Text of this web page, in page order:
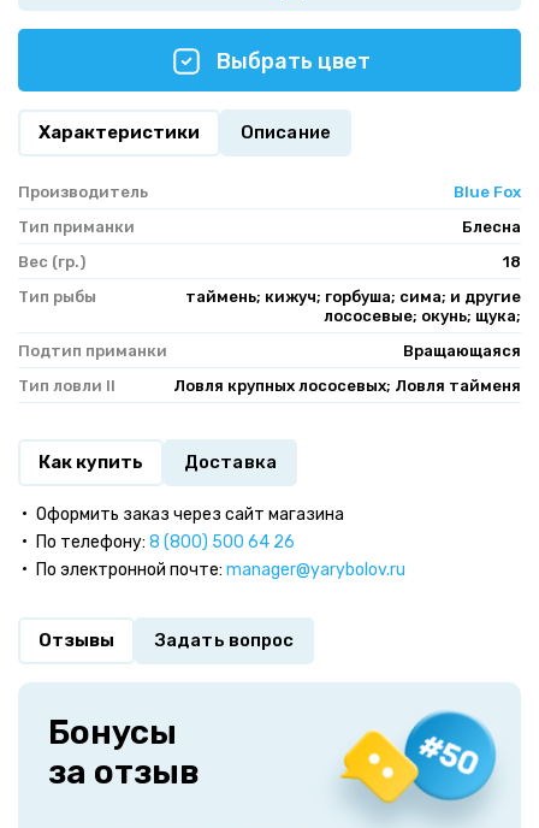
Выбрать цвет
Характеристики Описание
Производитель
Blue Fox
Тип приманки
Блесна
Вес (гр.)
18
Тип рыбы
таймень; кижуч; горбуша; сима; и другие
лососевые; окунь; щука;
Подтип приманки
Вращающаяся
Тип ловли II
Ловля крупных лососевых; Ловля тайменя
Как купить Доставка
Оформить заказ через сайт магазина
По телефону: 8 (800) 500 64 26
По электронной почте: manager@yarybolov.ru
Отзывы Задать вопрос
Бонусы
за отзыв